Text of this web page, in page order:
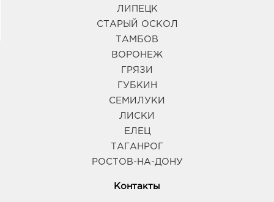
ЛИПЕЦК
СТАРЫЙ ОСКОЛ
ТАМБОВ
ВОРОНЕЖ
ГРЯЗИ
ГУБКИН
СЕМИЛУКИ
ЛИСКИ
ЕЛЕЦ
ТАГАНРОГ
РОСТОВ-НА-ДОНУ
Контакты